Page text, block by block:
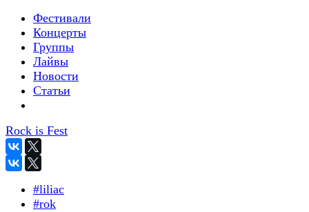
Фестивали
Концерты
Группы
Лайвы
Новости
Статьи
Rock is Fest
#liliac
#rok